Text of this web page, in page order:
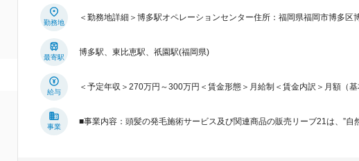
勤務地
＜勤務地詳細＞博多駅オペレーションセンター住所：福岡県福岡市博多区
最寄駅
博多駅、東比恵駅、祇園駅(福岡県)
給与
＜予定年収＞270万円～300万円＜賃金形態＞月給制＜賃金内訳＞月額（
事業
■事業内容：頭髪の発毛施術サービス及び関連商品の販売リーブ21は、”自